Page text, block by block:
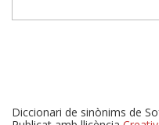
Diccionari de sinònims de